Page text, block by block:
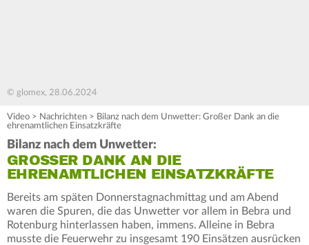
© glomex, 28.06.2024
Video > Nachrichten > Bilanz nach dem Unwetter: Großer Dank an die
ehrenamtlichen Einsatzkräfte
Bilanz nach dem Unwetter:
GROSSER DANK AN DIE E
HRENAMTLICHEN EINSATZKRÄFTE
Bereits am späten Donnerstagnachmittag und am Abend
waren die Spuren, die das Unwetter vor allem in Bebra und
Rotenburg hinterlassen haben, immens. Alleine in Bebra
musste die Feuerwehr zu insgesamt 190 Einsätzen ausrücken